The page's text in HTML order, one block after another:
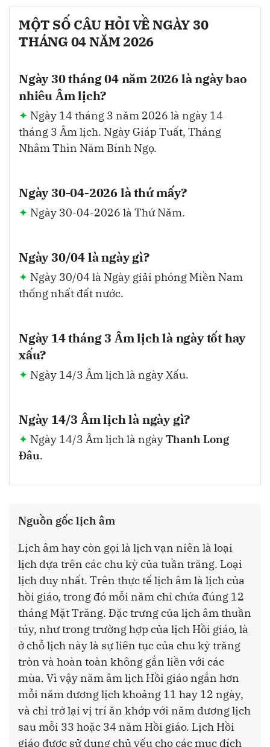
MỘT SỐ CÂU HỎI VỀ NGÀY 30
THÁNG 04 NĂM 2026
Ngày 30 tháng 04 năm 2026 là ngày bao
nhiêu Âm lịch?
Ngày 14 tháng 3 năm 2026 là ngày 14
tháng 3 Âm lịch. Ngày Giáp Tuất, Tháng
Nhâm Thìn Năm Bính Ngọ.
Ngày 30-04-2026 là thứ mấy?
Ngày 30-04-2026 là Thứ Năm.
Ngày 30/04 là ngày gì?
Ngày 30/04 là Ngày giải phóng Miền Nam
thống nhất đất nước.
Ngày 14 tháng 3 Âm lịch là ngày tốt hay
xấu?
Ngày 14/3 Âm lịch là ngày Xấu.
Ngày 14/3 Âm lịch là ngày gì?
Ngày 14/3 Âm lịch là ngàyThanh Long
Đâu.
Nguồn gốc lịch âm
Lịch âm hay còn gọi là lịch vạn niên là loại
lịch dựa trên các chu kỳ của tuần trăng. Loại
lịch duy nhất. Trên thực tế lịch âm là lịch của
hồi giáo, trong đó mỗi năm chỉ chứa đúng 12
tháng Mặt Trăng. Đặc trưng của lịch âm thuần
túy, như trong trường hợp của lịch Hồi giáo, là
ở chỗ lịch này là sự liên tục của chu kỳ trăng
tròn và hoàn toàn không gắn liền với các
mùa. Vì vậy năm âm lịch Hồi giáo ngắn hơn
mỗi năm dương lịch khoảng 11 hay 12 ngày,
và chỉ trở lại vị trí ăn khớp với năm dương lịch
sau mỗi 33 hoặc 34 năm Hồi giáo. Lịch Hồi
giáo được sử dụng chủ yếu cho các mục đích